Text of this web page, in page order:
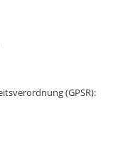
(GPSR):